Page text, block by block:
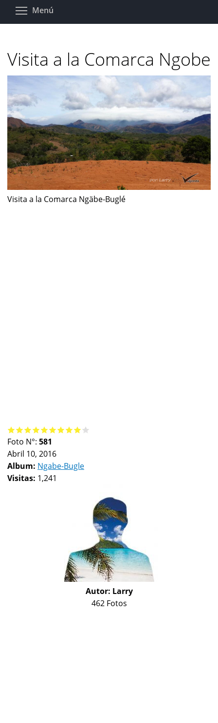
Pasar
Menú
Visita a la Comarca Ngobe
Visita a la Comarca Ngäbe-Buglé
Foto N°: 581
Abril 10, 2016
Album: Ngabe-Bugle
Visitas: 1,241
Autor: Larry
462 Fotos